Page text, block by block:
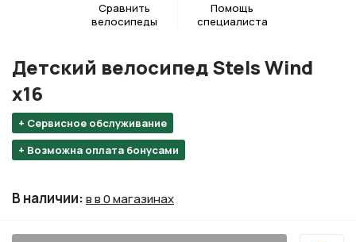
Сравнить
велосипеды
Помощь
специалиста
+ Сервисное обслуживание
+ Возможна оплата бонусами
Детский велосипед Stels Wind
х16
В наличии:в в 0 магазинах